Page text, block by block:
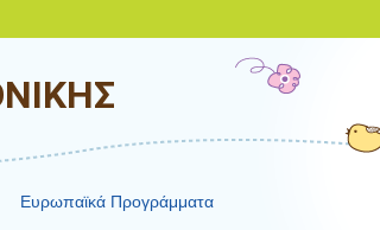
Ευρωπαϊκά Προγράμματα